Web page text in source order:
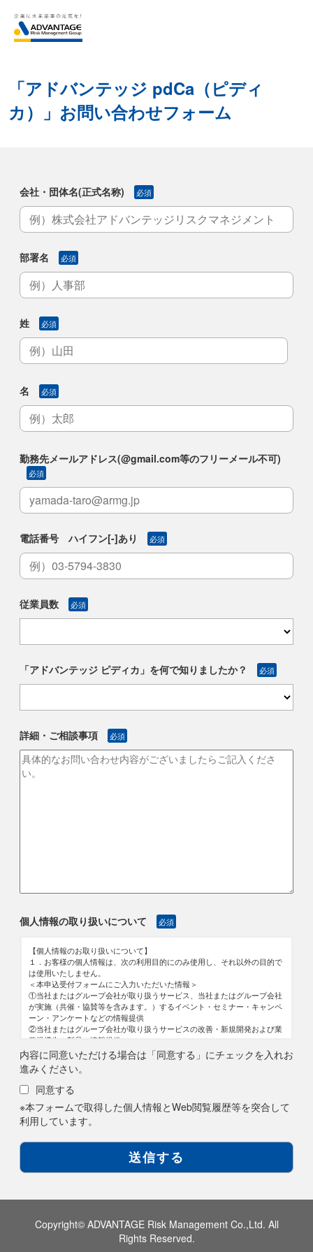
「アドバンテッジ pdCa（ピディ
カ）」お問い合わせフォーム
会社・団体名(正式名称) 必須
部署名 必須
姓 必須
名 必須
勤務先メールアドレス(@gmail.com等のフリーメール不可)
必須
電話番号 ハイフン[-]あり 必須
従業員数 必須
「アドバンテッジ ピディカ」を何で知りましたか？ 必須
詳細・ご相談事項 必須
個人情報の取り扱いについて 必須
【個人情報のお取り扱いについて】
１．お客様の個人情報は、次の利用目的にのみ使用し、それ以外の目的で
は使用いたしません。
＜本申込受付フォームにご入力いただいた情報＞
①当社またはグループ会社が取り扱うサービス、当社またはグループ会社
が実施（共催・協賛等を含みます。）するイベント・セミナー・キャンペ
ーン・アンケートなどの情報提供
②当社またはグループ会社が取り扱うサービスの改善・新規開発および業
務提携先の製品の情報提供
③お客様からのお問い合わせ対応
④当社またはグループ会社が取り扱う製品・サービスの案内
⑤ニュースレター配信
なお、本申込受付フォームに求職者情報を登録いただく場合は、次の利用
目的においても使用いたします。
⑥職業紹介において応募を希望する求人先への応募情報の提供
⑦求人情報に関するメールマガジンの配信
⑧職業紹介において求職者様に開示の許諾を得た業務提携先への提供
＜本申込受付フォームにご入力いただいた情報と紐付けて取得するWeb閲
①取得した閲覧履歴や購買履歴等の情報と個人情報突合したデータの分析
結果に応じた商品・サービスに関する広告・提案
または一部を委託する場合
②合併その他の事由による事業の承継に伴って個人情報が提供される場合
③個人情報を特定の者との間で共同して利用する場合であって、その旨な
内容に同意いただける場合は「同意する」にチェックを入れお
進みください。
同意する
※本フォームで取得した個人情報とWeb閲覧履歴等を突合して
利用しています。
Copyright© ADVANTAGE Risk Management Co.,Ltd. All
Rights Reserved.